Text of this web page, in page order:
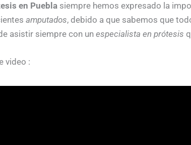
en Pueblasiempre hemos expresado la
amputados, debido a que sabemos que
asistir siempre con un especialista en prótesis
video :